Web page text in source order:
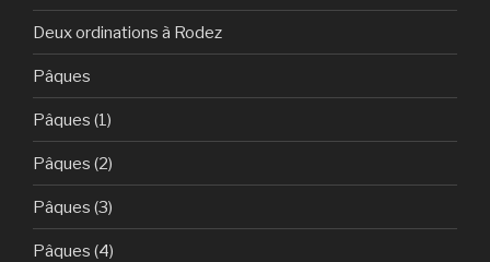
Deux ordinations à Rodez
Pâques
Pâques (1)
Pâques (2)
Pâques (3)
Pâques (4)